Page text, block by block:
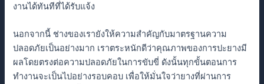
งานได้ทันทีที่ได้รับแจ้ง
นอกจากนี้ ช่างของเรายังให้ความสำคัญกับมาตรฐานความ
ปลอดภัยเป็นอย่างมาก เราตระหนักดีว่าคุณภาพของการปะยางมี
ผลโดยตรงต่อความปลอดภัยในการขับขี่ ดังนั้นทุกขั้นตอนการ
ทำงานจะเป็นไปอย่างรอบคอบ เพื่อให้มั่นใจว่ายางที่ผ่านการ